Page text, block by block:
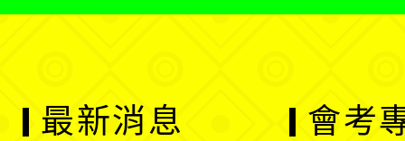
最新消息 會考